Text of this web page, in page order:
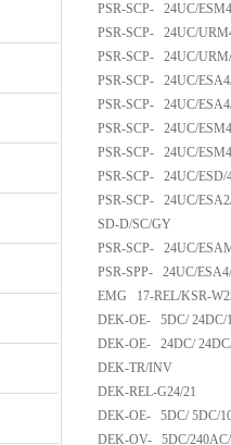
PSR-SCP- 24UC/
PSR-SCP- 24UC/
PSR-SCP- 24UC/
PSR-SCP- 24UC/
PSR-SCP- 24UC/
PSR-SCP- 24UC/
PSR-SCP- 24UC/
PSR-SCP- 24UC/ESD/
PSR-SCP- 24UC/
SD-D/SC/GY
PSR-SCP- 24UC/
PSR-SPP- 24UC/
EMG 17-REL/KSR-
DEK-OE- 5DC/ 24DC/
DEK-OE- 24DC/
DEK-TR/INV
DEK-REL-G24/21
DEK-OE- 5DC/ 5DC/
DEK-OV- 5DC/